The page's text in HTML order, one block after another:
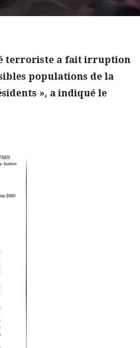
terroriste a fait irruption
populations de la
», a indiqué le